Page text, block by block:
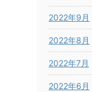
2022年9月
2022年8月
2022年7月
2022年6月